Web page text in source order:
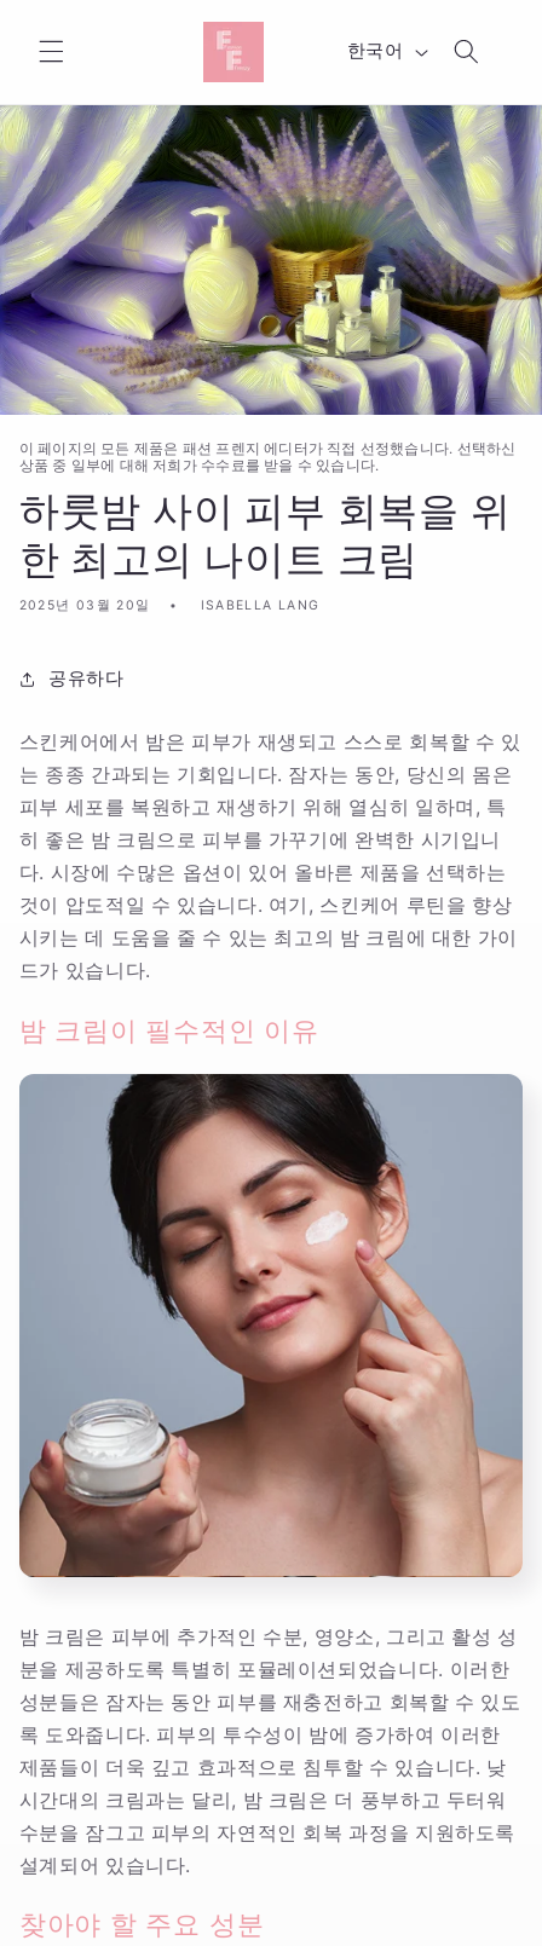
뛰기
언
한국어
이 페이지의 모든 제품은 패션 프렌지 에디터가 직접 선정했습니다. 선택하신
상품 중 일부에 대해 저희가 수수료를 받을 수 있습니다.
하룻밤 사이 피부 회복을 위
한 최고의 나이트 크림
2025년 03월 20일 ISABELLA LANG
공유하다
스킨케어에서 밤은 피부가 재생되고 스스로 회복할 수 있
는 종종 간과되는 기회입니다. 잠자는 동안, 당신의 몸은
피부 세포를 복원하고 재생하기 위해 열심히 일하며, 특
히 좋은 밤 크림으로 피부를 가꾸기에 완벽한 시기입니
다. 시장에 수많은 옵션이 있어 올바른 제품을 선택하는
것이 압도적일 수 있습니다. 여기, 스킨케어 루틴을 향상
시키는 데 도움을 줄 수 있는 최고의 밤 크림에 대한 가이
드가 있습니다.
밤 크림이 필수적인 이유
밤 크림은 피부에 추가적인 수분, 영양소, 그리고 활성 성
분을 제공하도록 특별히 포뮬레이션되었습니다. 이러한
성분들은 잠자는 동안 피부를 재충전하고 회복할 수 있도
록 도와줍니다. 피부의 투수성이 밤에 증가하여 이러한
제품들이 더욱 깊고 효과적으로 침투할 수 있습니다. 낮
시간대의 크림과는 달리, 밤 크림은 더 풍부하고 두터워
수분을 잠그고 피부의 자연적인 회복 과정을 지원하도록
설계되어 있습니다.
찾아야 할 주요 성분